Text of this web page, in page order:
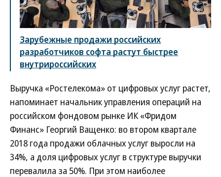
Зарубежные продажи российских
разработчиков софта растут быстрее
внутрироссийских
Выручка «Ростелекома» от цифровых услуг растет,
напоминает начальник управления операций на
российском фондовом рынке ИК «Фридом
Финанс» Георгий Ващенко: во втором квартале
2018 года продажи облачных услуг выросли на
34%, а доля цифровых услуг в структуре выручки
перевалила за 50%. При этом наиболее